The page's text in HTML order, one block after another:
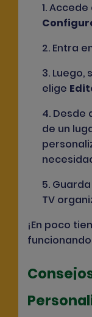
1.
2. Entra
3. Luego,
elige
4. Desde
de un
5.
TV
¡En poco